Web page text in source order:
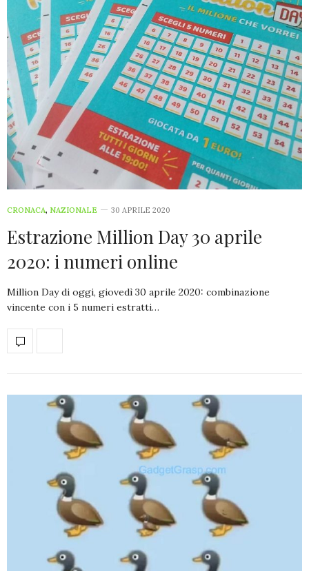
CRONACA, NAZIONALE 30 APRILE 2020
Estrazione Million Day 30 aprile
2020: i numeri online
Million Day di oggi, giovedì 30 aprile 2020: combinazione
vincente con i 5 numeri estratti…